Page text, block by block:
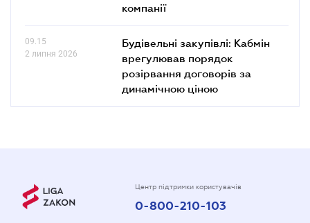
компанії
09.15
2 липня 2026
Будівельні закупівлі: Кабмін
врегулював порядок
розірвання договорів за
динамічною ціною
Центр підтримки користувачів
0-800-210-103